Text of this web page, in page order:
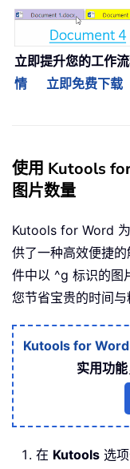
立即提升您的工作流
情
立即免费下载
使用 Kutools
图片数量
Kutools for Word
供了一种高效便捷
件中以 ^g 标识的图
您节省宝贵的时间与
Kutools for Word
实用功
在 Kutools 选